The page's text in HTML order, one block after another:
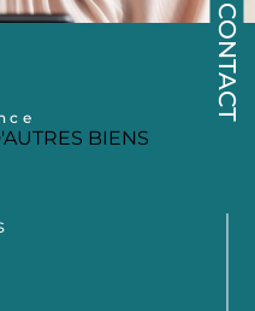
CONTACT
BIENS